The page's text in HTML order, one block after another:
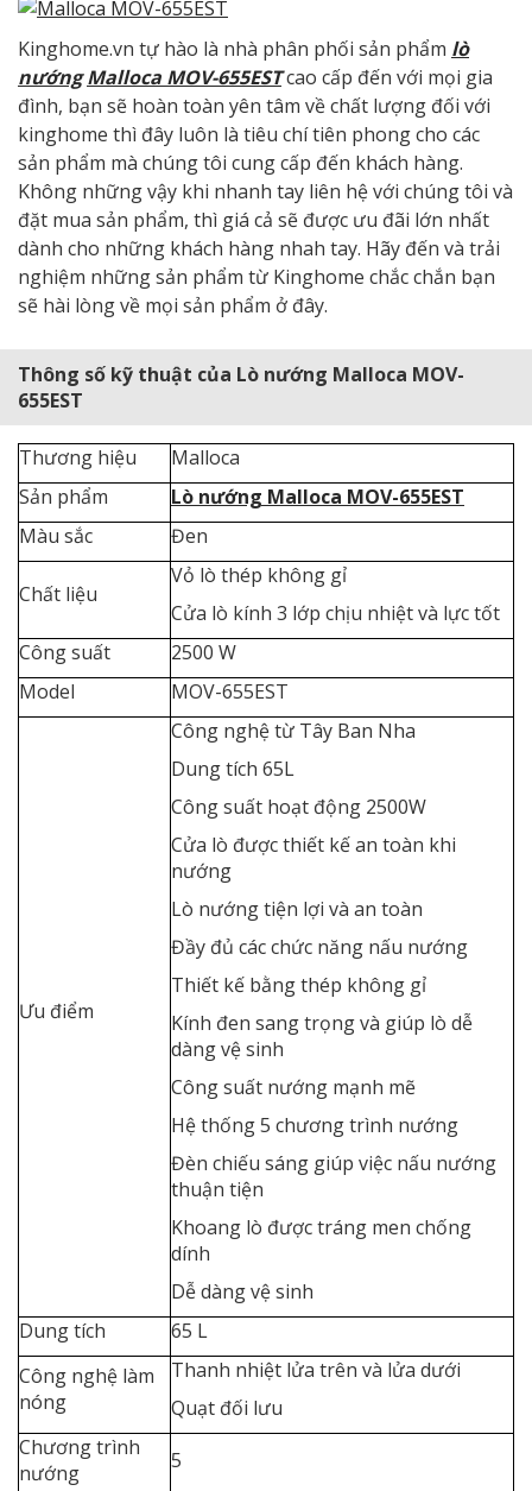
Kinghome.vn tự hào là nhà phân phối sản phẩm lò
nướng Malloca MOV-655ESTcao cấp đến với mọi gia
đình, bạn sẽ hoàn toàn yên tâm về chất lượng đối với
kinghome thì đây luôn là tiêu chí tiên phong cho các
sản phẩm mà chúng tôi cung cấp đến khách hàng.
Không những vậy khi nhanh tay liên hệ với chúng tôi và
đặt mua sản phẩm, thì giá cả sẽ được ưu đãi lớn nhất
dành cho những khách hàng nhah tay. Hãy đến và trải
nghiệm những sản phẩm từ Kinghome chắc chắn bạn
sẽ hài lòng về mọi sản phẩm ở đây.
Thông số kỹ thuật của Lò nướng Malloca MOV-
655EST
Thương hiệu
Malloca
Sản phẩm
Lò nướng Malloca MOV-655EST
Màu sắc
Đen
Chất liệu
Vỏ lò thép không gỉ
Cửa lò kính 3 lớp chịu nhiệt và lực tốt
Công suất
2500 W
Model
MOV-655EST
Ưu điểm
Công nghệ từ Tây Ban Nha
Dung tích 65L
Công suất hoạt động 2500W
Cửa lò được thiết kế an toàn khi
nướng
Lò nướng tiện lợi và an toàn
Đầy đủ các chức năng nấu nướng
Thiết kế bằng thép không gỉ
Kính đen sang trọng và giúp lò dễ
dàng vệ sinh
Công suất nướng mạnh mẽ
Hệ thống 5 chương trình nướng
Đèn chiếu sáng giúp việc nấu nướng
thuận tiện
Khoang lò được tráng men chống
dính
Dễ dàng vệ sinh
Dung tích
65 L
Công nghệ làm
nóng
Thanh nhiệt lửa trên và lửa dưới
Quạt đối lưu
Chương trình
nướng
5